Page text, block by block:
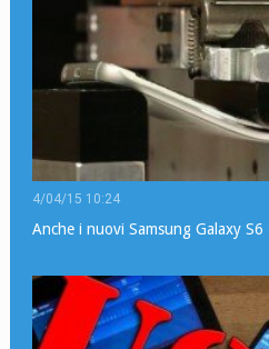
4/04/15 10:24
Anche i nuovi Samsung Galaxy